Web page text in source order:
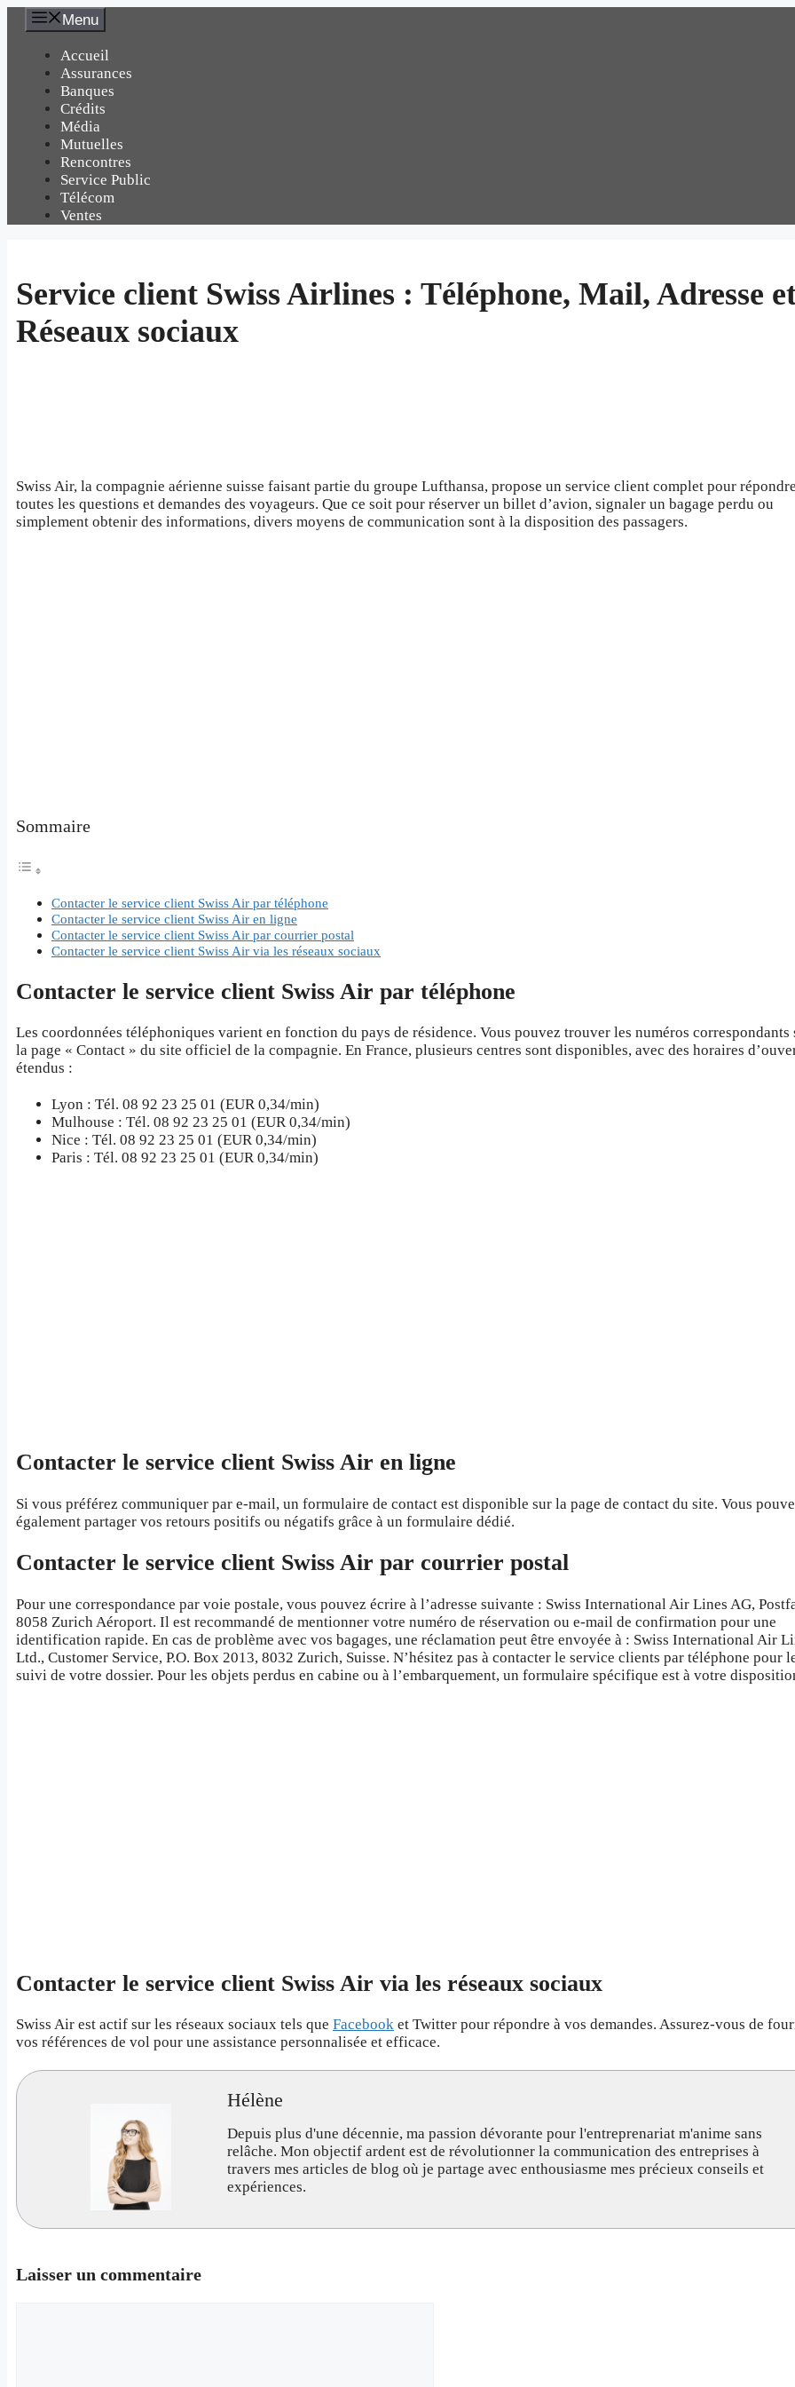
Aller
contenu
Menu
Accueil
Assurances
Banques
Crédits
Média
Mutuelles
Rencontres
Service Public
Télécom
Ventes
Service client Swiss Airlines : Téléphone, Mail, Adresse
Réseaux sociaux
Swiss Air, la compagnie aérienne suisse faisant partie du groupe Lufthansa, propose un service client complet pour
toutes les questions et demandes des voyageurs. Que ce soit pour réserver un billet d’avion, signaler un bagage perdu ou
simplement obtenir des informations, divers moyens de communication sont à la disposition des passagers.
Sommaire
Contacter le service client Swiss Air par téléphone
Contacter le service client Swiss Air en ligne
Contacter le service client Swiss Air par courrier postal
Contacter le service client Swiss Air via les réseaux sociaux
Contacter le service client Swiss Air par téléphone
Les coordonnées téléphoniques varient en fonction du pays de résidence. Vous pouvez trouver les numéros correspondants
la page « Contact » du site officiel de la compagnie. En France, plusieurs centres sont disponibles, avec des horaires
étendus :
Lyon : Tél. 08 92 23 25 01 (EUR 0,34/min)
Mulhouse : Tél. 08 92 23 25 01 (EUR 0,34/min)
Nice : Tél. 08 92 23 25 01 (EUR 0,34/min)
Paris : Tél. 08 92 23 25 01 (EUR 0,34/min)
Contacter le service client Swiss Air en ligne
Si vous préférez communiquer par e-mail, un formulaire de contact est disponible sur la page de contact du site. Vous
également partager vos retours positifs ou négatifs grâce à un formulaire dédié.
Contacter le service client Swiss Air par courrier postal
Pour une correspondance par voie postale, vous pouvez écrire à l’adresse suivante : Swiss International Air Lines AG,
8058 Zurich Aéroport. Il est recommandé de mentionner votre numéro de réservation ou e-mail de confirmation pour une
identification rapide. En cas de problème avec vos bagages, une réclamation peut être envoyée à : Swiss International Air
Ltd., Customer Service, P.O. Box 2013, 8032 Zurich, Suisse. N’hésitez pas à contacter le service clients par téléphone pour
suivi de votre dossier. Pour les objets perdus en cabine ou à l’embarquement, un formulaire spécifique est à votre
Contacter le service client Swiss Air via les réseaux sociaux
Swiss Air est actif sur les réseaux sociaux tels que Facebook et Twitter pour répondre à vos demandes. Assurez-vous de
vos références de vol pour une assistance personnalisée et efficace.
Hélène
Depuis plus d'une décennie, ma passion dévorante pour l'entreprenariat m'anime sans
relâche. Mon objectif ardent est de révolutionner la communication des entreprises à
travers mes articles de blog où je partage avec enthousiasme mes précieux conseils et
expériences.
Laisser un commentaire